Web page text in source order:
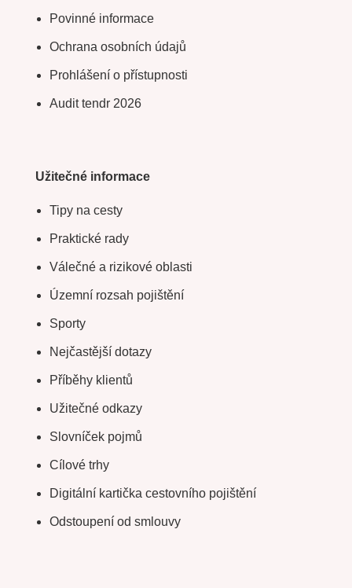
Povinné informace
Ochrana osobních údajů
Prohlášení o přístupnosti
Audit tendr 2026
Užitečné informace
Tipy na cesty
Praktické rady
Válečné a rizikové oblasti
Územní rozsah pojištění
Sporty
Nejčastější dotazy
Příběhy klientů
Užitečné odkazy
Slovníček pojmů
Cílové trhy
Digitální kartička cestovního pojištění
Odstoupení od smlouvy